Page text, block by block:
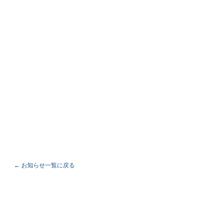
← お知らせ一覧に戻る